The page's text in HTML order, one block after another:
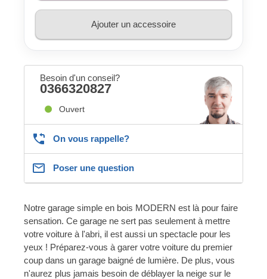
Ajouter un accessoire
Besoin d'un conseil?
0366320827
Ouvert
On vous rappelle?
Poser une question
Notre garage simple en bois MODERN est là pour faire
sensation. Ce garage ne sert pas seulement à mettre
votre voiture à l'abri, il est aussi un spectacle pour les
yeux ! Préparez-vous à garer votre voiture du premier
coup dans un garage baigné de lumière. De plus, vous
n'aurez plus jamais besoin de déblayer la neige sur le